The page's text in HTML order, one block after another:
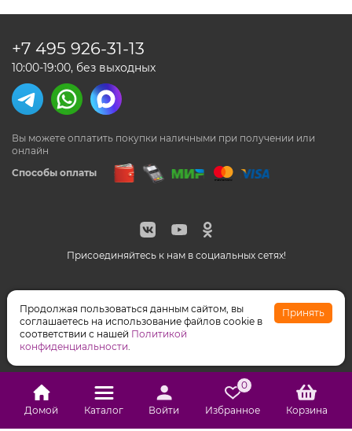
Присоединяйтесь к нам в социальных сетях!
Способы оплаты
Вы можете оплатить покупки наличными при получении или
онлайн
+7 495 926-31-13
10:00-19:00, без выходных
WhatsApp принадлежат компании Meta, признанной
экстремистской организацией на территории РФ
Продолжая пользоваться данным сайтом, вы
соглашаетесь на использование файлов cookie в
соответствии с нашей Политикой
конфиденциальности.
Принять
Домой Каталог Войти Избранное
0
Корзина